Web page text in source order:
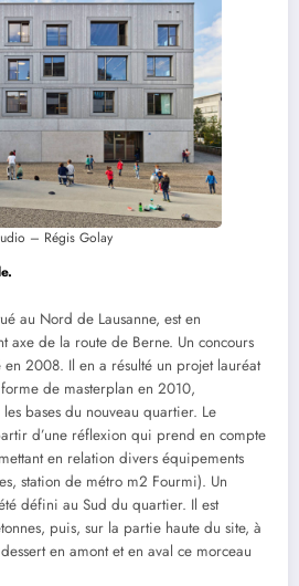
– Régis Golay
au Nord de Lausanne, est en
axe de la route de Berne. Un concours
en 2008. Il en a résulté un projet lauréat
de masterplan en 2010,
bases du nouveau quartier. Le
d’une réflexion qui prend en compte
en relation divers équipements
station de métro m2 Fourmi). Un
défini au Sud du quartier. Il est
puis, sur la partie haute du site, à
en amont et en aval ce morceau